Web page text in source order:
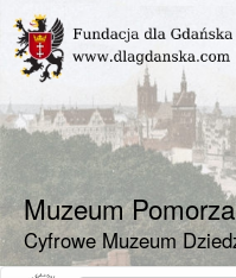
Muzeum Pomorza
Cyfrowe Muzeum